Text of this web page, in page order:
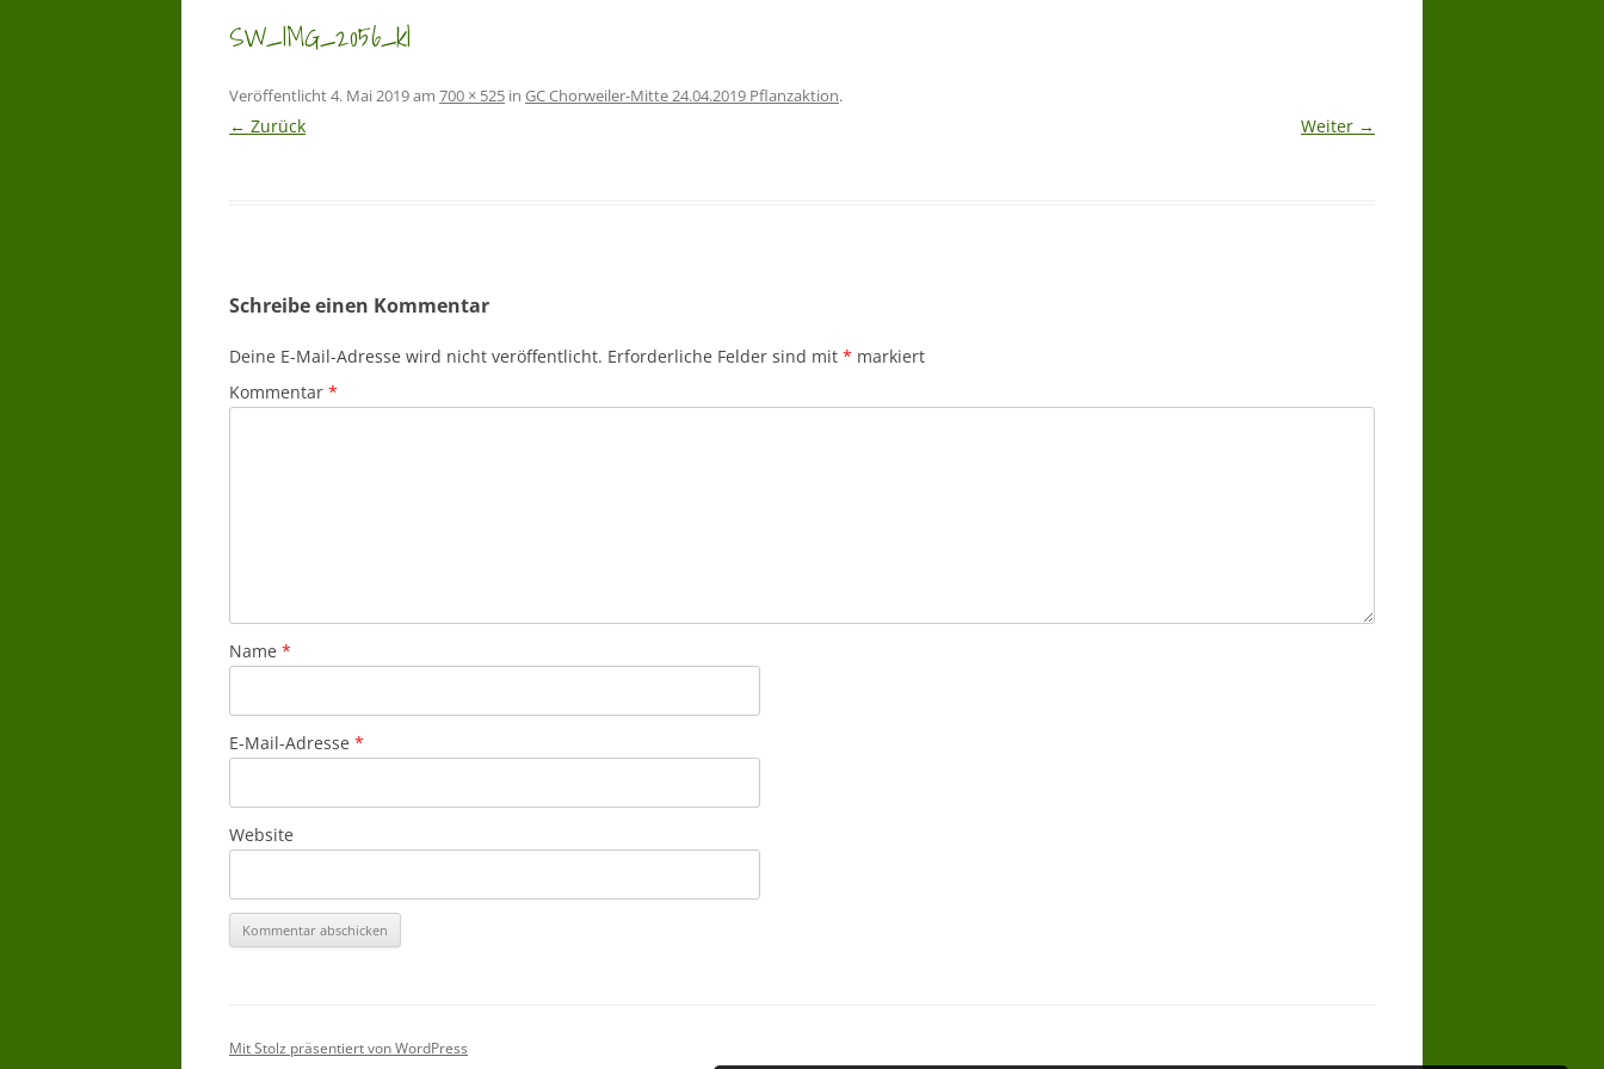
SW_IMG_2056_kl
Veröffentlicht4. Mai 2019am 700 × 525 in GC Chorweiler-Mitte 24.04.2019 Pflanzaktion.
← Zurück Weiter →
Schreibe einen Kommentar
Deine E-Mail-Adresse wird nicht veröffentlicht. Erforderliche Felder sind mit * markiert
Kommentar *
Name *
E-Mail-Adresse *
Website
Mit Stolz präsentiert von WordPress